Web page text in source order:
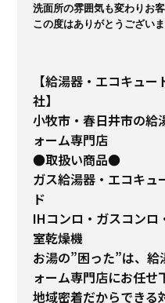
洗面所の雰囲気も変わりお
この度はありがとうございま
【給湯器・エコキュ
社】
小牧市・春日井市の給
ォーム専門店
●取扱い商品●
ガス給湯器・エコキュ
ド
IHコンロ・ガスコンロ
室乾燥機
お湯の”困った”は、
ォーム専門店にお任せ
地域密着だからできる